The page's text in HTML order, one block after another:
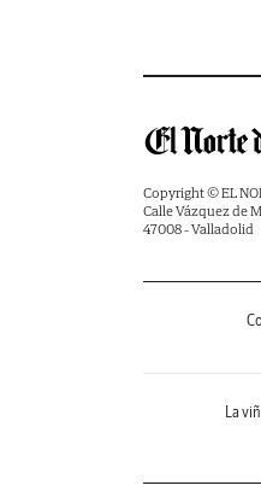
Copyright © EL
Calle Vázquez de
47008 - Valladolid
La